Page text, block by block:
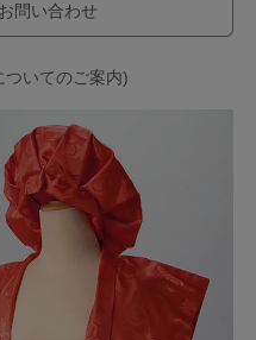
問い合わせ
いてのご案内)